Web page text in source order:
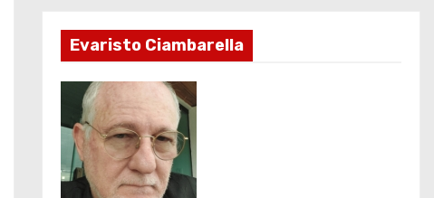
Evaristo Ciambarella